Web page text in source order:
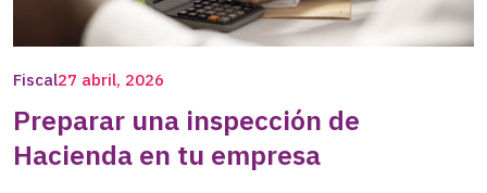
Fiscal27 abril, 2026
Preparar una inspección de
Hacienda en tu empresa